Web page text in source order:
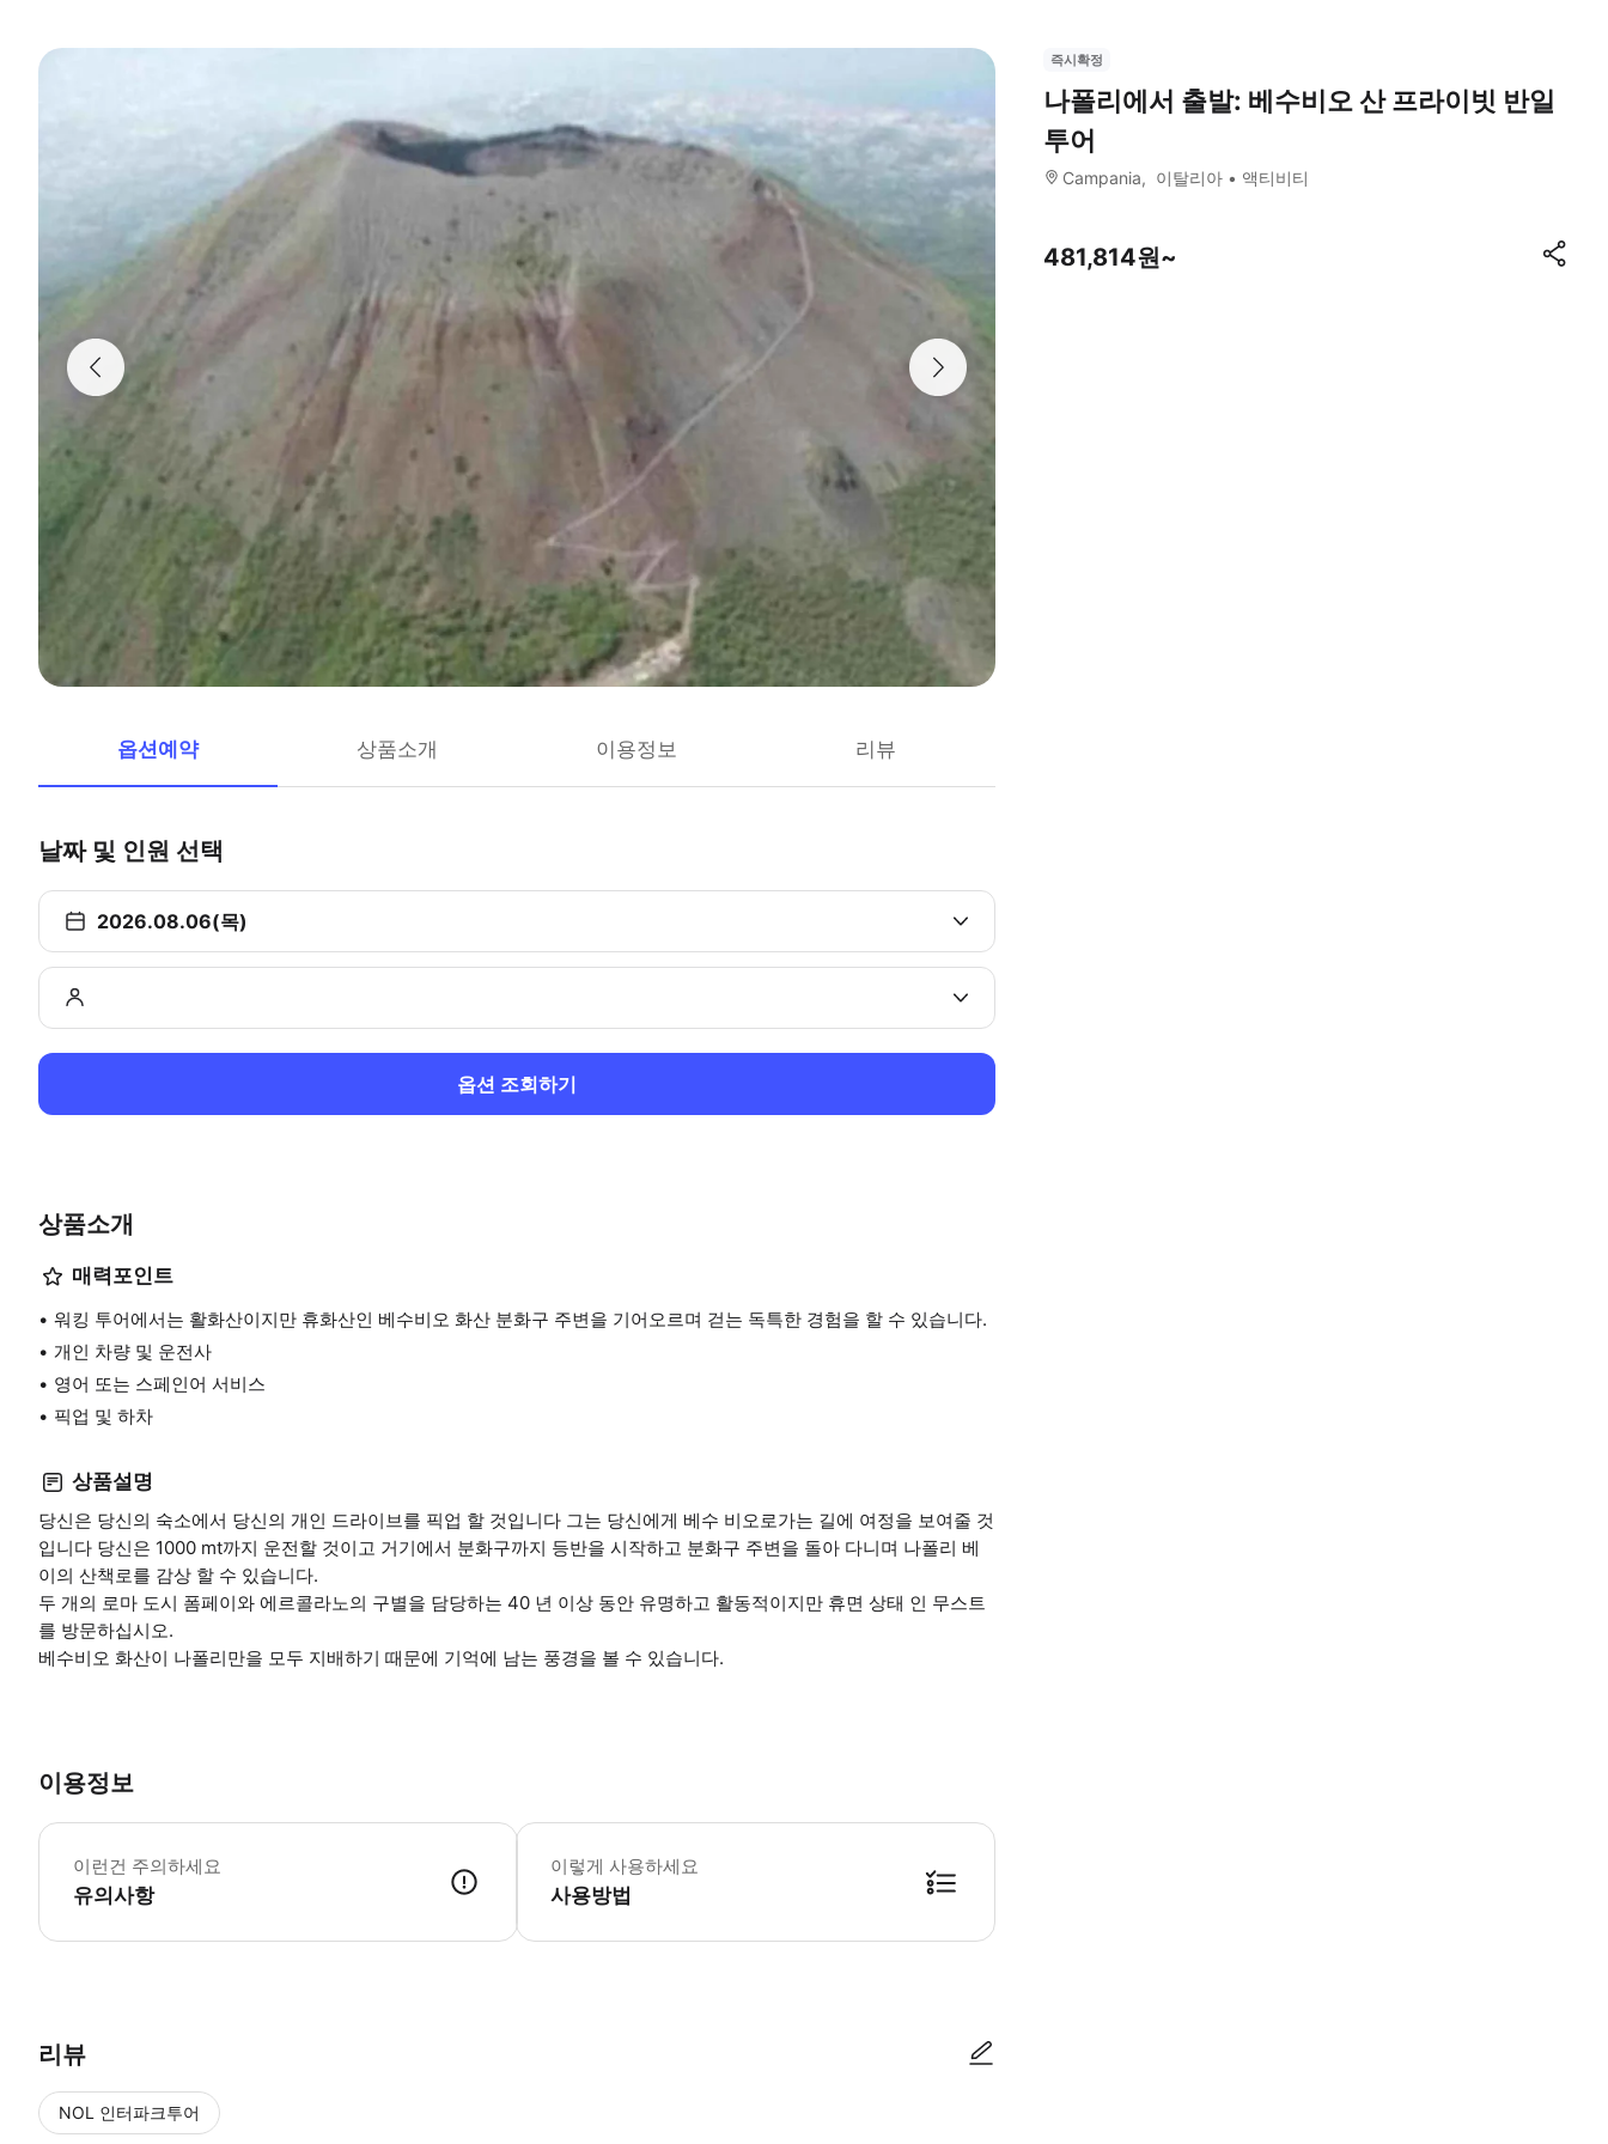
옵션예약 상품소개 이용정보 리뷰
날짜 및 인원 선택
2026.08.06(목)
옵션 조회하기
상품소개
매력포인트
워킹 투어에서는 활화산이지만 휴화산인 베수비오 화산 분화구 주변을 기어오르며 걷는 독특한 경험을 할 수 있습니다.
개인 차량 및 운전사
영어 또는 스페인어 서비스
픽업 및 하차
상품설명
당신은 당신의 숙소에서 당신의 개인 드라이브를 픽업 할 것입니다 그는 당신에게 베수 비오로가는 길에 여정을 보여줄 것
입니다 당신은 1000 mt까지 운전할 것이고 거기에서 분화구까지 등반을 시작하고 분화구 주변을 돌아 다니며 나폴리 베
이의 산책로를 감상 할 수 있습니다.
두 개의 로마 도시 폼페이와 에르콜라노의 구별을 담당하는 40 년 이상 동안 유명하고 활동적이지만 휴면 상태 인 무스트
를 방문하십시오.
베수비오 화산이 나폴리만을 모두 지배하기 때문에 기억에 남는 풍경을 볼 수 있습니다.
이용정보
이런건 주의하세요
유의사항
* 소요시간 : 120분 (옵션에 따라 소요 시간이 다를 수 있으니, 예약 시 확인 부탁드립니다.)
이렇게 사용하세요
사용방법
리뷰
NOL 인터파크투어
즉시확정
나폴리에서 출발: 베수비오 산 프라이빗 반일
투어
Campania 이탈리아 액티비티
481,814원~